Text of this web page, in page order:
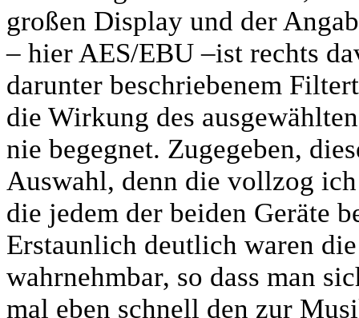
großen Display und der
– hier AES/EBU –ist rechts
darunter beschriebenem
die Wirkung des
nie begegnet. Zugegeben,
Auswahl, denn die vollzog
die jedem der beiden Geräte
Erstaunlich deutlich waren
wahrnehmbar, so dass man
mal eben schnell den zur